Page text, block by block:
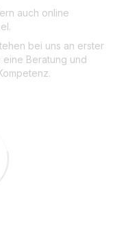
auch online
bei uns an erster
Beratung und